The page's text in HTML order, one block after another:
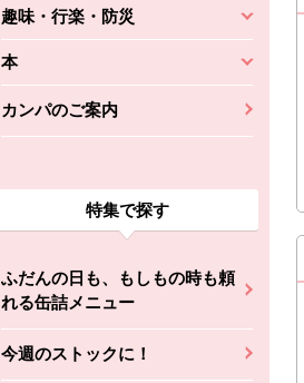
趣味・行楽・防災
本
カンパのご案内
特集で探す
ふだんの日も、もしもの時も頼
れる缶詰メニュー
今週のストックに！